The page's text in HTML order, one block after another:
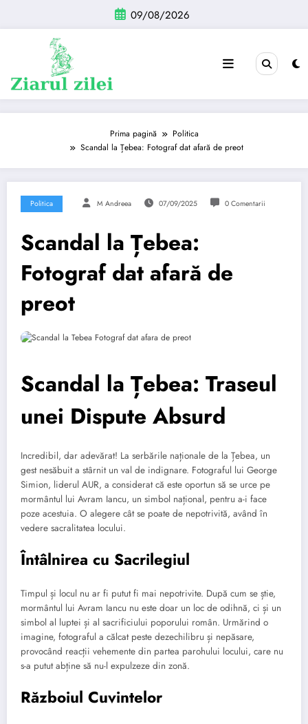
conținut
09/08/2026
Prima pagină
Politica
Scandal la Țebea: Fotograf dat afară de preot
Politica M Andreea 07/09/2025 0 Comentarii
Scandal la Țebea:
Fotograf dat afară de
preot
Scandal la Țebea: Traseul
unei Dispute Absurd
Incredibil, dar adevărat! La serbările naționale de la Țebea, un
gest nesăbuit a stârnit un val de indignare. Fotograful lui George
Simion, liderul AUR, a considerat că este oportun să se urce pe
mormântul lui Avram Iancu, un simbol național, pentru a-i face
poze acestuia. O alegere cât se poate de nepotrivită, având în
vedere sacralitatea locului.
Întâlnirea cu Sacrilegiul
Timpul și locul nu ar fi putut fi mai nepotrivite. După cum se știe,
mormântul lui Avram Iancu nu este doar un loc de odihnă, ci și un
simbol al luptei și al sacrificiului poporului român. Urmărind o
imagine, fotograful a călcat peste dezechilibru și nepăsare,
provocând reacții vehemente din partea parohului locului, care nu
s-a putut abține să nu-l expulzeze din zonă.
Războiul Cuvintelor